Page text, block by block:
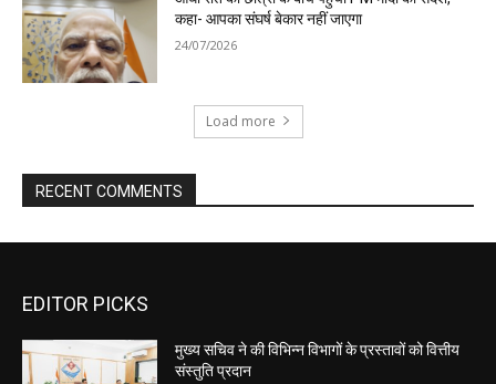
EDITOR PICKS
मुख्य सचिव ने की विभिन्न विभागों के प्रस्तावों को वित्तीय
संस्तुति प्रदान